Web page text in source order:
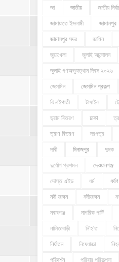
জা জাতীয় জাতীয়
জামায়াতে ইসলামী জামালপুর
জামালপুর সদর জামিন
জুয়াখেলা জুলাই আন্দোলন
জুলাই গণঅভ্যুত্থান দিবস ২০২৬
জেসমিন জেসমিন প্রকল্প
ঝিনাইগাতী টাঙ্গাইল
ড্রাম বিতরণ ঢাকা
ত্রাণ বিতরণ দরপত্র
দাবী দিনাজপুর দুদক
দুর্যোগ প্রশমন দেওয়ানগঞ্জ
দোস্ত এইড ধর্ম ধর্ষণ
নদী ভাঙ্গন নদীভাঙ্গন
নবাবগঞ্জ নাগরিক পার্টি
নালিতাবাড়ী নি'হ'ত
নির্যাতন নিষেধাজ্ঞা
পরিদর্শন পরিবার পরিকল্পনা